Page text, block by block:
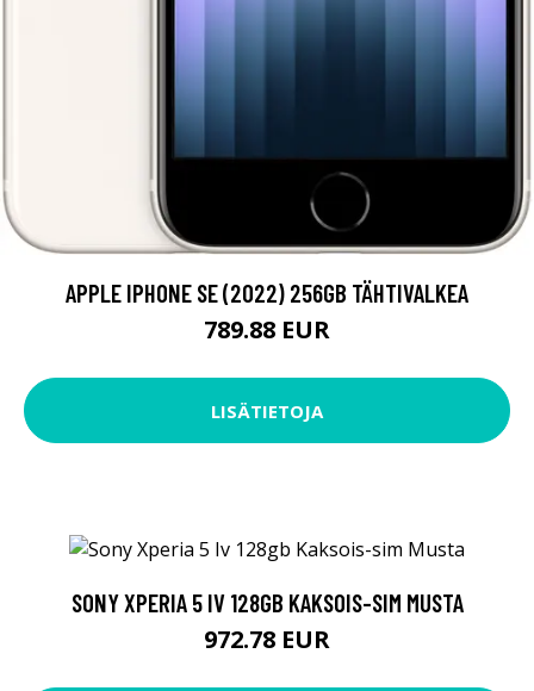
APPLE IPHONE SE (2022) 256GB TÄHTIVALKEA
789.88 EUR
LISÄTIETOJA
SONY XPERIA 5 IV 128GB KAKSOIS-SIM MUSTA
972.78 EUR